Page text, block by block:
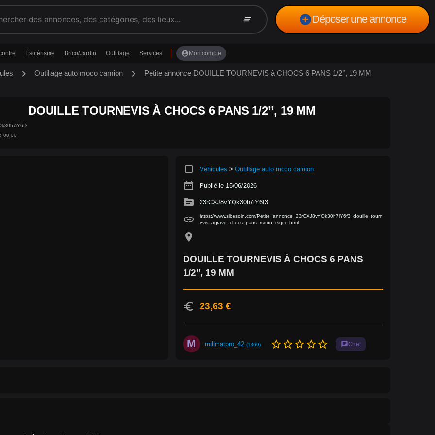
clear_all add_circleDéposer une annonce
Ésotérisme Brico/Jardin Outillage Services account_circle Mon compte
chevron_right Outillage auto moco camion chevron_right Petite annonce DOUILLE TOURNEVIS à CHOCS 6 PANS 1/2’’, 19 MM
DOUILLE TOURNEVIS À CHOCS 6 PANS 1/2’’, 19 MM
00:00
crop_square Véhicules > Outillage auto moco camion
date_range Publié le 15/06/2026
source 23rCXJ8vYQk30h7iY6f3
link
https://www.sibesoin.com/Petite_annonce_23rCXJ8vYQk30h7iY6f3_douille_tourn
evis_agrave_chocs_pans_rsquo_rsquo.html
location_on
DOUILLE TOURNEVIS À CHOCS 6 PANS
1/2’’, 19 MM
euro 23,63 €
M millmatpro_42 (1869) star_borderstar_borderstar_borderstar_borderstar_border chatChat